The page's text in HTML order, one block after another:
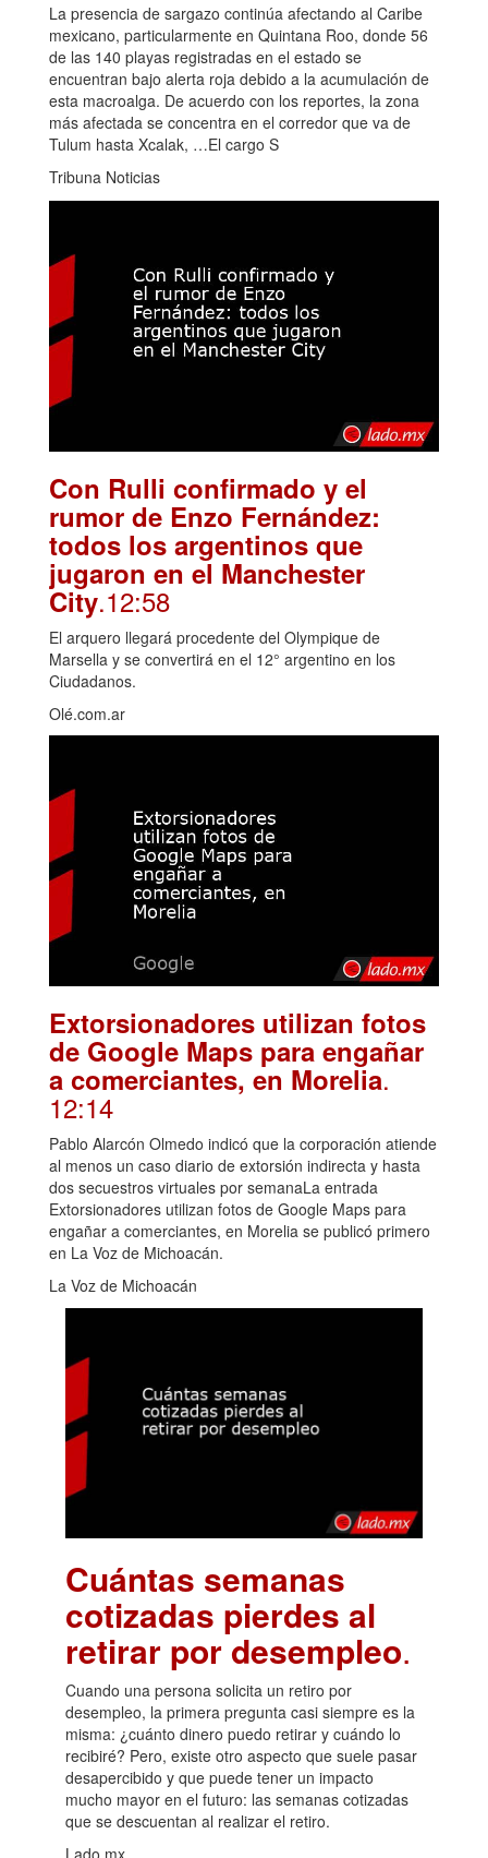
La presencia de sargazo continúa afectando al Caribe
mexicano, particularmente en Quintana Roo, donde 56
de las 140 playas registradas en el estado se
encuentran bajo alerta roja debido a la acumulación de
esta macroalga. De acuerdo con los reportes, la zona
más afectada se concentra en el corredor que va de
Tulum hasta Xcalak, …El cargo S
Tribuna Noticias
Con Rulli confirmado y el
rumor de Enzo Fernández:
todos los argentinos que
jugaron en el Manchester
City.12:58
El arquero llegará procedente del Olympique de
Marsella y se convertirá en el 12° argentino en los
Ciudadanos.
Olé.com.ar
Extorsionadores utilizan fotos
de Google Maps para engañar
a comerciantes, en Morelia.
12:14
Pablo Alarcón Olmedo indicó que la corporación atiende
al menos un caso diario de extorsión indirecta y hasta
dos secuestros virtuales por semanaLa entrada
Extorsionadores utilizan fotos de Google Maps para
engañar a comerciantes, en Morelia se publicó primero
en La Voz de Michoacán.
La Voz de Michoacán
Cuántas semanas
cotizadas pierdes al
retirar por desempleo.
Cuando una persona solicita un retiro por
desempleo, la primera pregunta casi siempre es la
misma: ¿cuánto dinero puedo retirar y cuándo lo
recibiré? Pero, existe otro aspecto que suele pasar
desapercibido y que puede tener un impacto
mucho mayor en el futuro: las semanas cotizadas
que se descuentan al realizar el retiro.
Lado.mx